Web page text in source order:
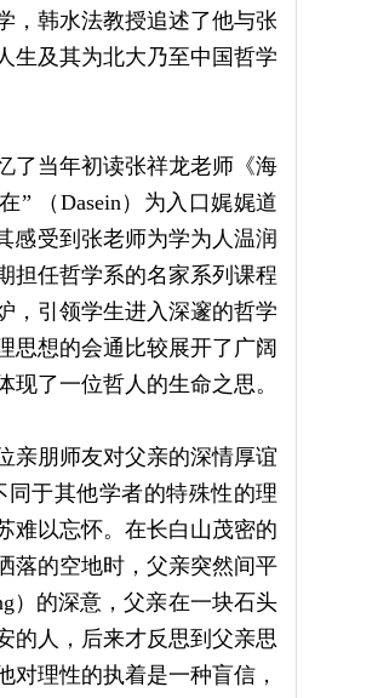
，韩水法教授追述了他与张
生及其为北大乃至中国哲学
了当年初读张祥龙老师《海
” （Dasein）为入口娓娓道
感受到张老师为学为人温润
担任哲学系的名家系列课程
，引领学生进入深邃的哲学
思想的会通比较展开了广阔
了一位哲人的生命之思。
亲朋师友对父亲的深情厚谊
于其他学者的特殊性的理
难以忘怀。在长白山茂密的
落的空地时，父亲突然间平
）的深意，父亲在一块石头
的人，后来才反思到父亲思
理性的执着是一种盲信，